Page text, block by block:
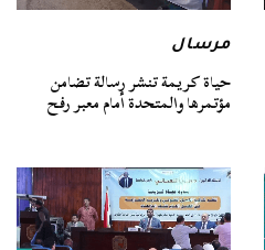
مرسال
حياة كريمة تنشر رسالة تضامن
مؤتمرها والمتحدة أمام معبر رفح